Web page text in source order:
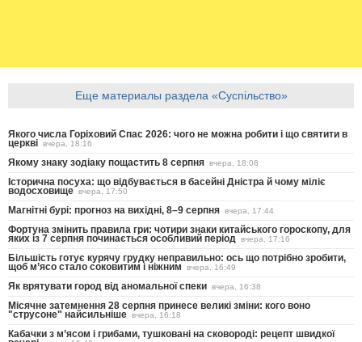
Еще материалы раздела «Суспільство»
Якого числа Горіховий Спас 2026: чого не можна робити і що святити в
церкві вчера, 18:16
Якому знаку зодіаку пощастить 8 серпня вчера, 18:08
Історична посуха: що відбувається в басейні Дністра й чому міліє
водосховище вчера, 17:50
Магнітні бурі: прогноз на вихідні, 8–9 серпня вчера, 17:44
Фортуна змінить правила гри: чотири знаки китайського гороскопу, для
яких із 7 серпня починається особливий період вчера, 17:16
Більшість готує курячу грудку неправильно: ось що потрібно зробити,
щоб м’ясо стало соковитим і ніжним вчера, 16:49
Як врятувати город від аномальної спеки вчера, 16:38
Місячне затемнення 28 серпня принесе великі зміни: кого воно
"струсоне" найсильніше вчера, 16:18
Кабачки з м’ясом і грибами, тушковані на сковороді: рецепт швидкої